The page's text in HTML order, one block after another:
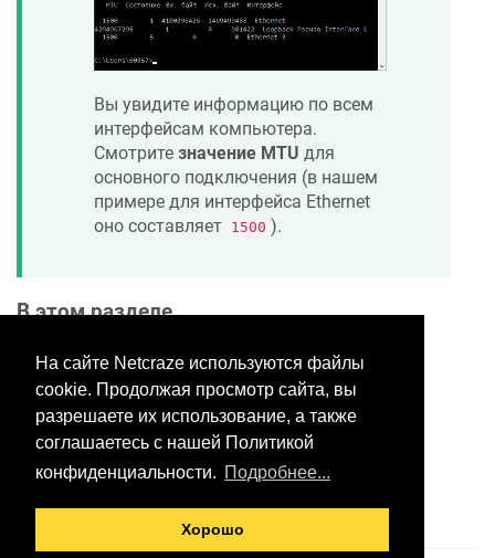
На сайте Netcraze используются файлы
cookie. Продолжая просмотр сайта, вы
разрешаете их использование, а также
соглашаетесь с нашей Политикой
конфиденциальности. Подробнее...
Хорошо
Вы увидите информацию по всем
интерфейсам компьютера.
Смотрите значение MTU для
основного подключения (в нашем
примере для интерфейса Ethernet
оно составляет 1500 ).
В этом разделе
Хотите оставить отзыв?
Нажмите здесь, чтобы